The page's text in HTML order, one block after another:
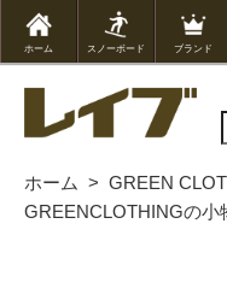
ホーム スノーボード ブランド
ホーム > GREEN
GREENCLOTHINGの小